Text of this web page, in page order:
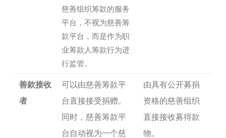
慈善组织筹款的服务
平台，不视为慈善筹
款平台，而是作为职
业筹款人筹款行为进
行监管。
善款接收
者
可以由慈善筹款平
台直接接受捐赠。
同时，慈善筹款平
台自动视为一个慈
由具有公开募捐
资格的慈善组织
直接接收募得款
物。